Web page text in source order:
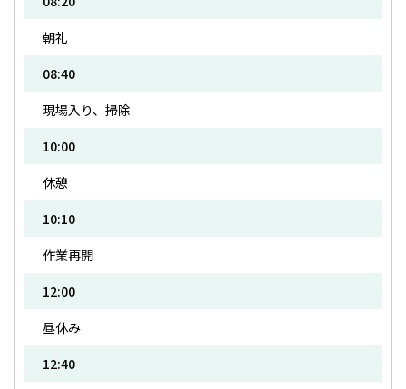
朝礼
08:40
現場入り、掃除
10:00
休憩
10:10
作業再開
12:00
昼休み
12:40